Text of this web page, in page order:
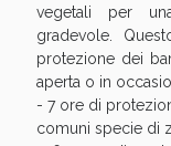
vegetali per
gradevole.
protezione dei
aperta o in
- 7 ore di
comuni specie di